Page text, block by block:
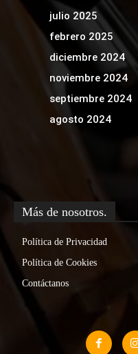
julio 2025
febrero 2025
diciembre 2024
noviembre 2024
septiembre 2024
agosto 2024
Más de nosotros.
Política de Privacidad
Política de Cookies
Contáctanos